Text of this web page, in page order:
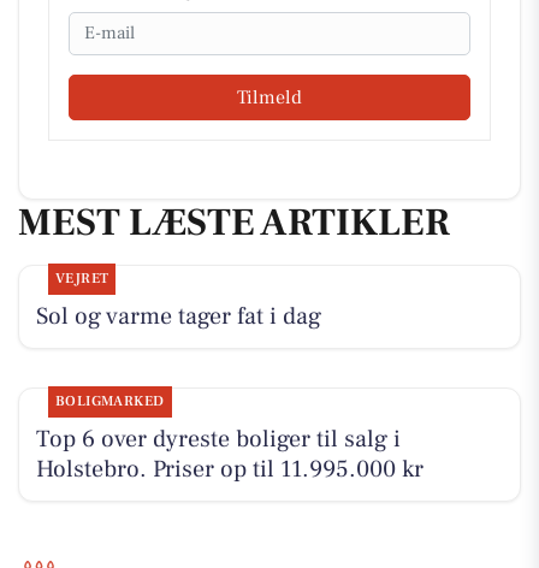
Email
Tilmeld
MEST LÆSTE ARTIKLER
VEJRET
Sol og varme tager fat i dag
BOLIGMARKED
Top 6 over dyreste boliger til salg i
Holstebro. Priser op til 11.995.000 kr